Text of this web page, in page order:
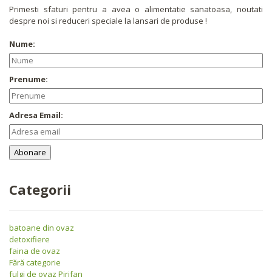
Primesti sfaturi pentru a avea o alimentatie sanatoasa, noutati
despre noi si reduceri speciale la lansari de produse !
Nume:
Prenume:
Adresa Email:
Categorii
batoane din ovaz
detoxifiere
faina de ovaz
Fără categorie
fulgi de ovaz Pirifan